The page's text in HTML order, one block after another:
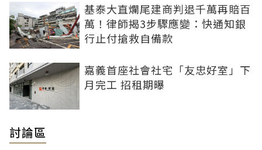
基泰大直爛尾建商判退千萬再賠百
萬！律師揭3步驟應變：快通知銀
行止付搶救自備款
嘉義首座社會社宅「友忠好室」下
月完工 招租期曝
討論區